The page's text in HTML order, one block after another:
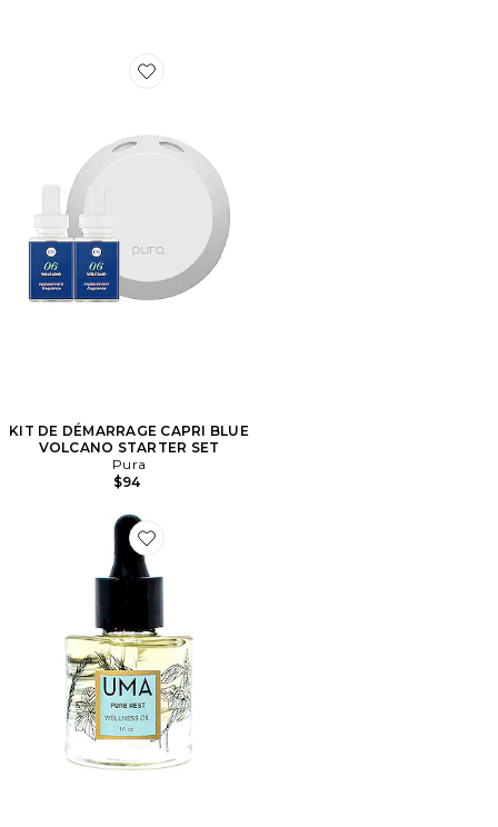
Favorite KIT DE DÉMARRAGE CAPRI BLUE
KIT DE DÉMARRAGE CAPRI BLUE
VOLCANO STARTER SET
Pura
$94
Favorite HUILES WELLNESS PURE REST